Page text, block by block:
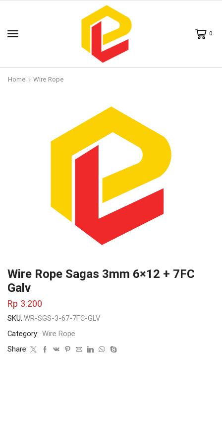
0
Home Wire Rope
Wire Rope Sagas 3mm 6×12 + 7FC
Galv
Rp 3.200
SKU: WR-SGS-3-67-7FC-GLV
Category: Wire Rope
Share: